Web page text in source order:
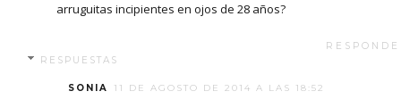
arruguitas incipientes en ojos de 28 años?
RESPUESTAS
SONIA 11 DE AGOSTO DE 2014 A LAS 18:52